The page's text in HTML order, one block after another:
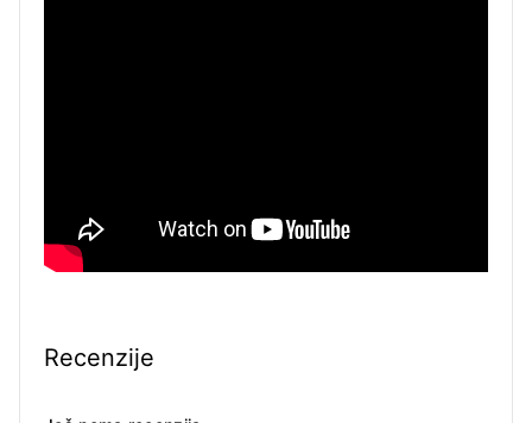
Recenzije